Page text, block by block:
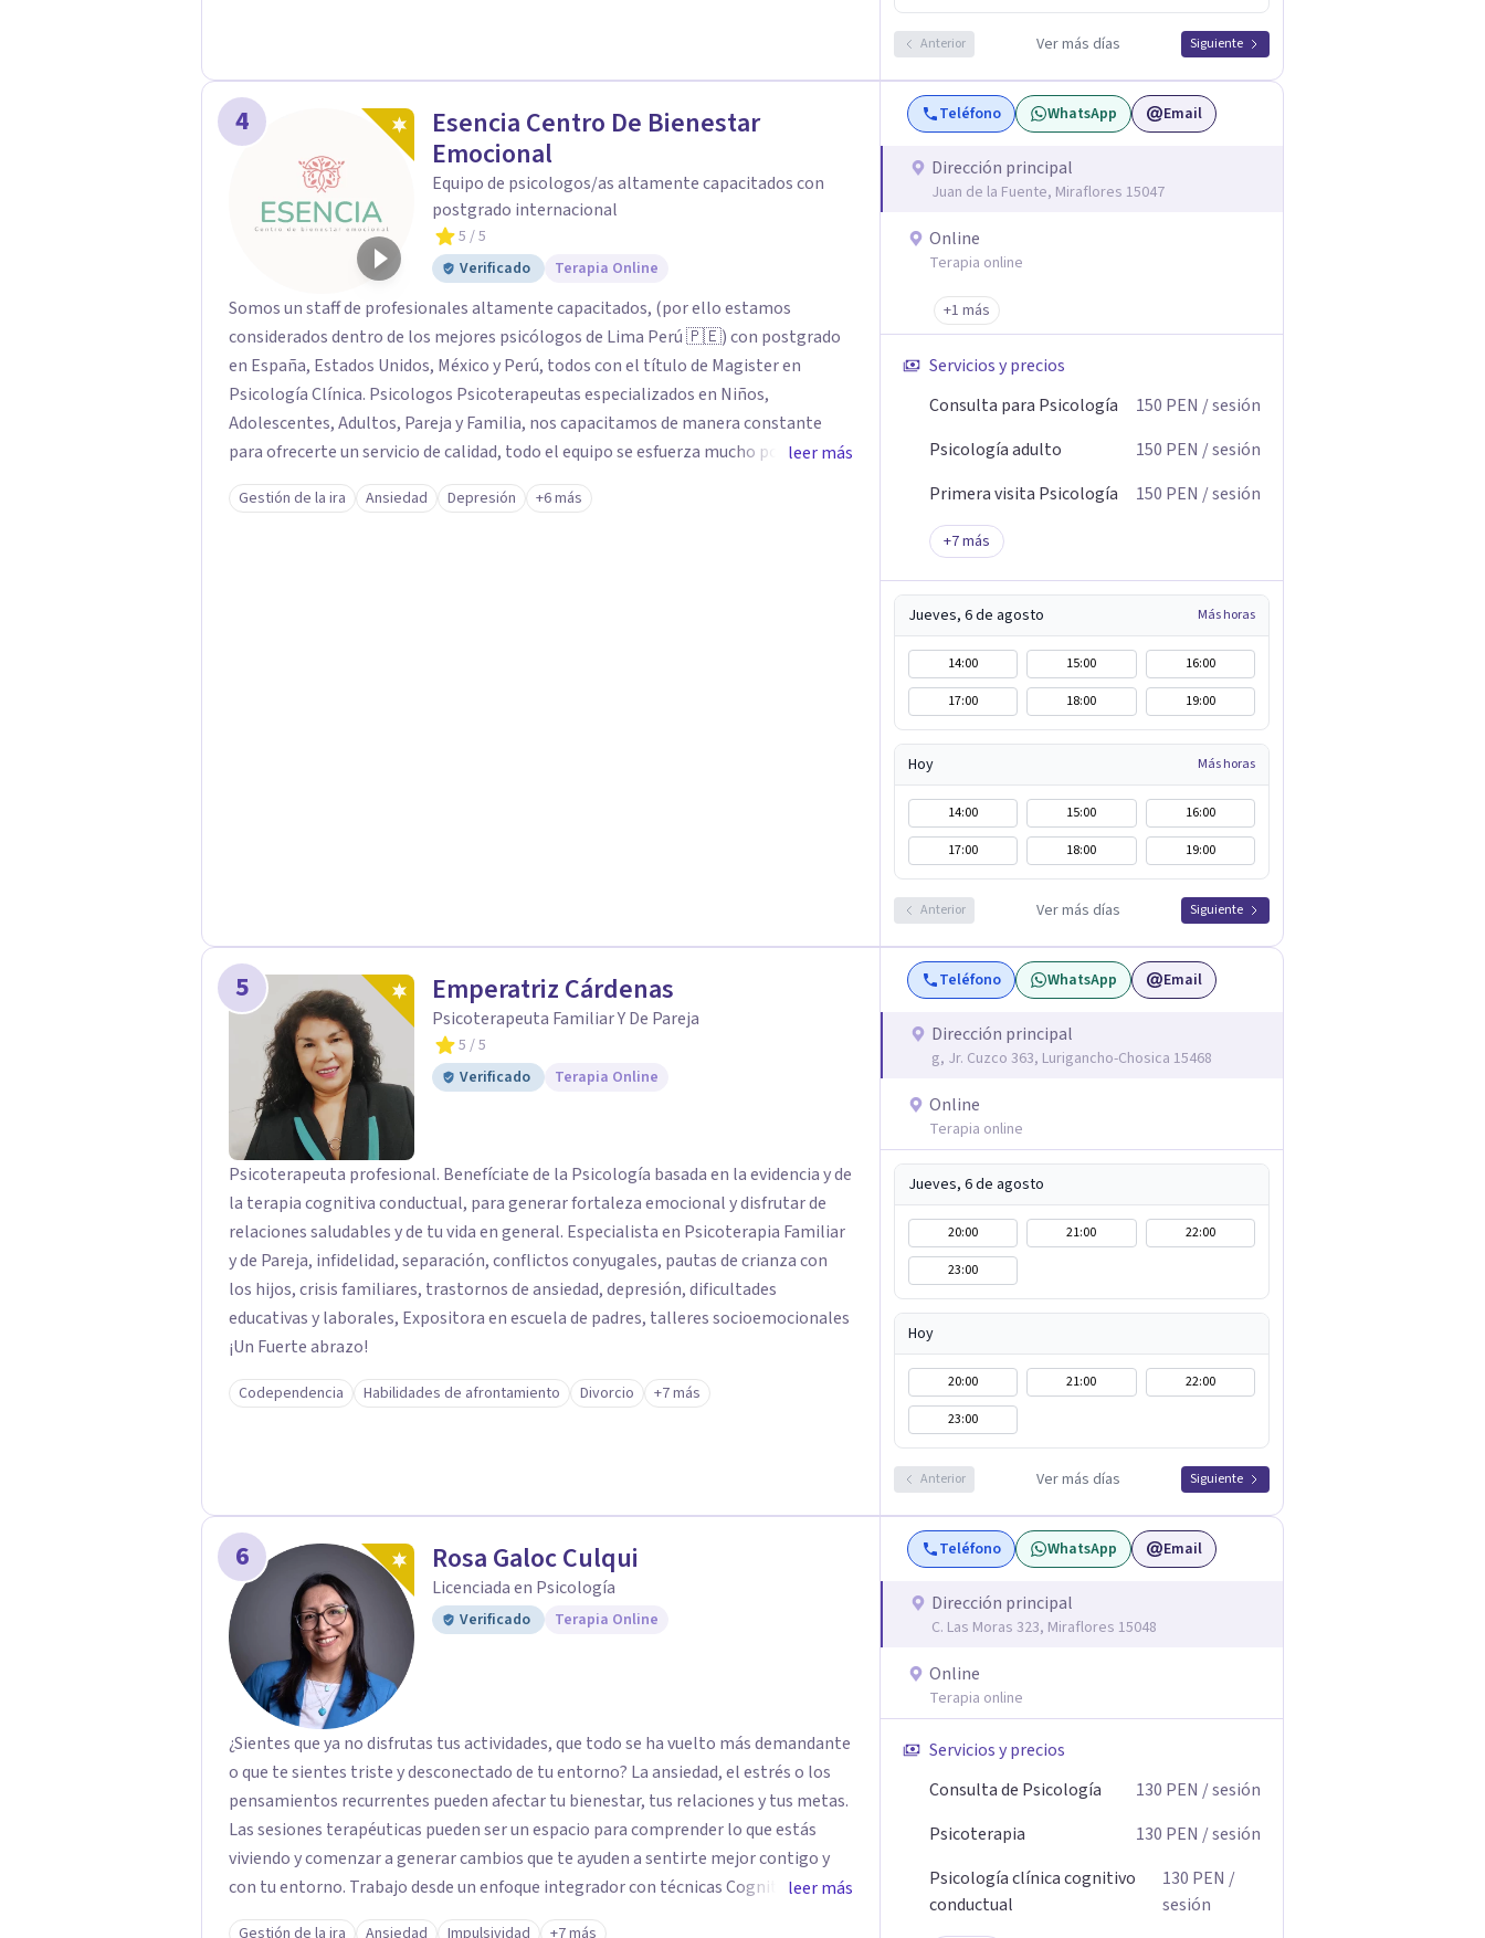
Anterior Ver más días Siguiente
4
Esencia Centro De Bienestar
Emocional
Equipo de psicologos/as altamente capacitados con
postgrado internacional
5 / 5
Verificado
Terapia Online
Somos un staff de profesionales altamente capacitados, (por ello estamos
considerados dentro de los mejores psicólogos de Lima Perú 🇵🇪) con postgrado
en España, Estados Unidos, México y Perú, todos con el título de Magister en
Psicología Clínica. Psicologos Psicoterapeutas especializados en Niños,
Adolescentes, Adultos, Pareja y Familia, nos capacitamos de manera constante
para ofrecerte un servicio de calidad, todo el equipo se esfuerza mucho por
brindarte el apoyo que tanto necesitas, acompañarte desde el lado humano y con
técnicas/herramientas psicoterapéuticas Contamos con 9 sedes en Lima Perú
leer más
Gestión de la ira Ansiedad Depresión +6 más
Teléfono WhatsApp Email
Dirección principal
Juan de la Fuente, Miraflores 15047
Online
Terapia online
+1 más
Servicios y precios
Consulta para Psicología
150 PEN / sesión
Psicología adulto
150 PEN / sesión
Primera visita Psicología
150 PEN / sesión
+7más
Jueves, 6 de agosto Más horas
14:00 15:00
16:00
17:00
18:00 19:00
Hoy Más horas
14:00 15:00
16:00
17:00
18:00 19:00
Anterior Ver más días Siguiente
5 Emperatriz Cárdenas
Psicoterapeuta Familiar Y De Pareja
5 / 5
Verificado
Terapia Online
Psicoterapeuta profesional. Benefíciate de la Psicología basada en la evidencia y de
la terapia cognitiva conductual, para generar fortaleza emocional y disfrutar de
relaciones saludables y de tu vida en general. Especialista en Psicoterapia Familiar
y de Pareja, infidelidad, separación, conflictos conyugales, pautas de crianza con
los hijos, crisis familiares, trastornos de ansiedad, depresión, dificultades
educativas y laborales, Expositora en escuela de padres, talleres socioemocionales
¡Un Fuerte abrazo!
Codependencia Habilidades de afrontamiento Divorcio +7 más
Teléfono WhatsApp Email
Dirección principal
g, Jr. Cuzco 363, Lurigancho-Chosica 15468
Online
Terapia online
Jueves, 6 de agosto
20:00 21:00
22:00
23:00
Hoy
20:00 21:00
22:00
23:00
Anterior Ver más días Siguiente
6 Rosa Galoc Culqui
Licenciada en Psicología
Verificado Terapia Online
¿Sientes que ya no disfrutas tus actividades, que todo se ha vuelto más demandante
o que te sientes triste y desconectado de tu entorno? La ansiedad, el estrés o los
pensamientos recurrentes pueden afectar tu bienestar, tus relaciones y tus metas.
Las sesiones terapéuticas pueden ser un espacio para comprender lo que estás
viviendo y comenzar a generar cambios que te ayuden a sentirte mejor contigo y
con tu entorno. Trabajo desde un enfoque integrador con técnicas Cognitivo-
Conductuales, Arteterapia Gestalt y Terapia de Familia y Pareja, adaptando cada
leer más
Gestión de la ira Ansiedad Impulsividad +7 más
Teléfono WhatsApp Email
Dirección principal
C. Las Moras 323, Miraflores 15048
Online
Terapia online
Servicios y precios
Consulta de Psicología
130 PEN / sesión
Psicoterapia
130 PEN / sesión
Psicología clínica cognitivo
conductual
130 PEN /
sesión